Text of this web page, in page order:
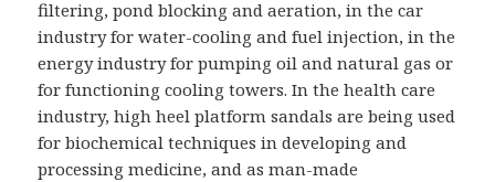
filtering, pond blocking and aeration, in the car
industry for water-cooling and fuel injection, in the
energy industry for pumping oil and natural gas or
for functioning cooling towers. In the health care
industry, high heel platform sandals are being used
for biochemical techniques in developing and
processing medicine, and as man-made